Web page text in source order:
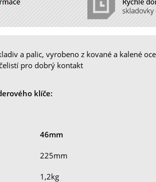
a palic, vyrobeno z kované a kalené
pro dobrý kontakt
klíče:
46mm
225mm
1,2kg